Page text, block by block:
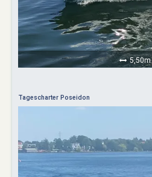
5,50m
Tagescharter Poseidon